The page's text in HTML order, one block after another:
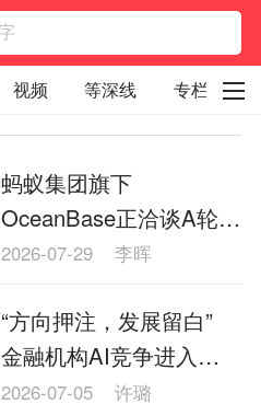
视频 等深线 专栏
商学院
报纸视频
经济史话
事件
要闻
蚂蚁集团旗下
OceanBase正洽谈A轮融
资 拟募资20亿—30亿元
2026-07-29 李晖
“方向押注，发展留白”
金融机构AI竞争进入关
键期
2026-07-05 许璐